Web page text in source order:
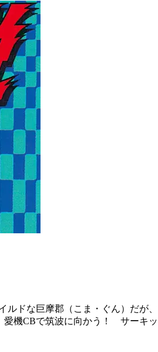
ドな巨摩郡（こま・ぐん）だが
機CBで筑波に向かう！ サーキ